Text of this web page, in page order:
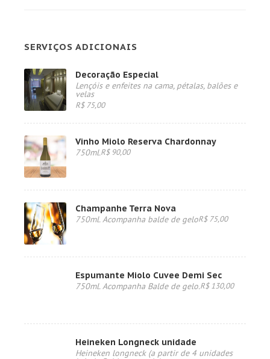
SERVIÇOS ADICIONAIS
Decoração Especial
Lençóis e enfeites na cama, pétalas, balões e
velas
R$ 75,00
Vinho Miolo Reserva Chardonnay
750ml.R$ 90,00
Champanhe Terra Nova
750ml. Acompanha balde de geloR$ 75,00
Espumante Miolo Cuvee Demi Sec
750ml. Acompanha Balde de gelo.R$ 130,00
Heineken Longneck unidade
Heineken longneck (a partir de 4 unidades